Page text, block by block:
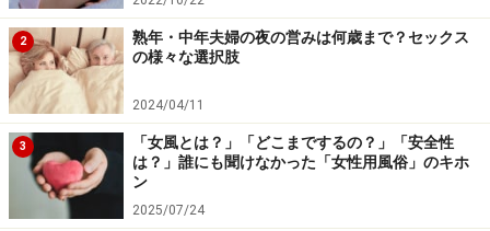
では次に今回の2つ目のテーマ「夫婦喧嘩」の終わらせ
方です。たとえ喧嘩をしても、しばらく経ったら謝るこ
とができればいちばんいいのですが、なかなか引っ込み
がつかず、言葉で伝えるのは難しいという方も多いでし
ょう。
2
熟年・中年夫婦の夜の営みは何歳まで？セックス
の様々な選択肢
2024/04/11
3
「女風とは？」「どこまでするの？」「安全性
は？」誰にも聞けなかった「女性用風俗」のキホ
ン
2025/07/24